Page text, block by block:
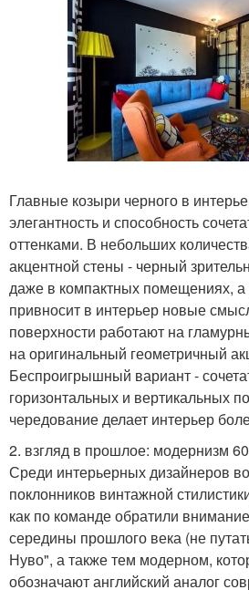
Главные козыри черного в
элегантность и способность
оттенками. В небольших
акцентной стены - черный
даже в компактных помещениях, а
привносит в интерьер новые
поверхности работают на
на оригинальный геометричный
Беспроигрышный вариант -
горизонтальных и вертикальных
чередование делает интерьер
2. взгляд в прошлое: модернизм
Среди интерьерных дизайнеров
поклонников винтажной
как по команде обратили
середины прошлого века (не
Нуво", а также тем модерном,
обозначают английский аналог